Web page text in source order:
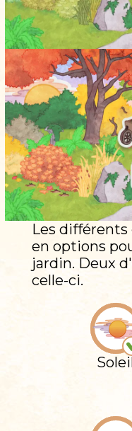
Les
en options
jardin. Deux
celle-ci.